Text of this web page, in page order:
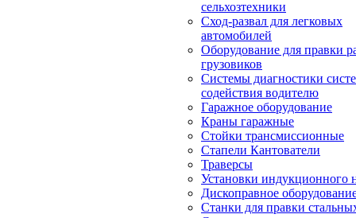
сельхозтехники
Сход-развал для легковых
автомобилей
Оборудование для правки
грузовиков
Системы диагностики
содействия водителю
Гаражное оборудование
Краны гаражные
Стойки трансмиссионные
Стапели Кантователи
Траверсы
Установки индукционного
Дископравное
Станки для правки